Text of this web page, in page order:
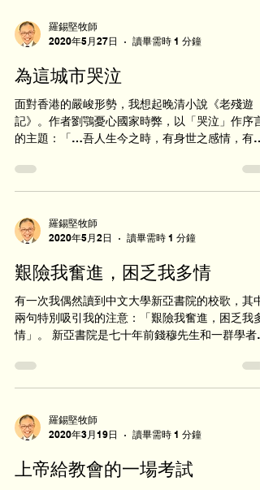
羅錫堅牧師
2020年5月27日
讀畢需時 1 分鐘
為這城市哭泣
面對香港的嚴峻形勢，我想起晚清小說《老殘遊
記》。作者劉鶚憂心國家時弊，以「哭泣」作序言
的主題：「…吾人生今之時，有身世之感情，有家
愈深者，其哭泣愈痛；此洪都百鍊生所以有老殘遊
記之作也。棋局已殘，吾人將老，欲不哭泣也得
羅錫堅牧師
2020年5月2日
讀畢需時 1 分鐘
艱險我奮進，困乏我多情
有一次我偶然讀到中文大學新亞書院的校歌，其中
兩句特別吸引我的注意：「艱險我奮進，困乏我多
情」。 新亞書院是七十年前錢穆先生和一群學者創
人口劇增，居民生活貧困，創校過程艱辛。錢穆先
生為新亞校歌填詞，字裡行間流露出新亞師生...
羅錫堅牧師
2020年3月19日
讀畢需時 1 分鐘
上帝給教會的一場考試